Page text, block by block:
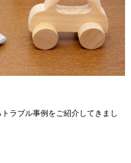
ラブル事例をご紹介してきまし